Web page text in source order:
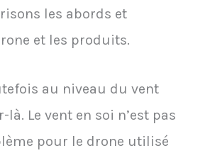
les abords et
et les produits.
au niveau du vent
là. Le vent en soi n’est pas
pour le drone utilisé